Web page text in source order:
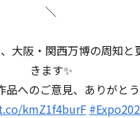
＼
大阪・関西万博の周知
きます✨
品へのご意見、ありがと
kmZ1f4burF